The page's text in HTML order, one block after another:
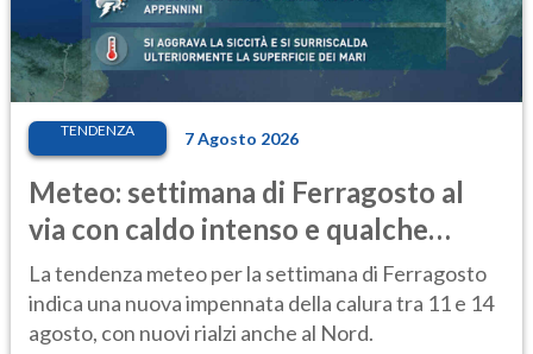
TENDENZA 7 Agosto 2026
Meteo: settimana di Ferragosto al
via con caldo intenso e qualche
temporale
La tendenza meteo per la settimana di Ferragosto
indica una nuova impennata della calura tra 11 e 14
agosto, con nuovi rialzi anche al Nord.